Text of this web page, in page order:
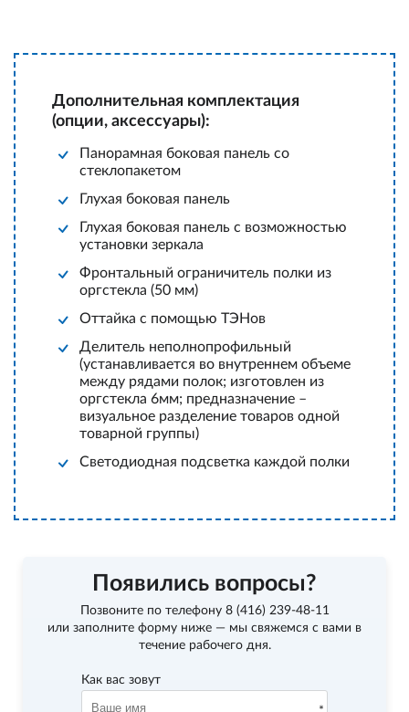
Дополнительная комплектация
(опции, аксессуары):
Панорамная боковая панель со
стеклопакетом
Глухая боковая панель
Глухая боковая панель с возможностью
установки зеркала
Фронтальный ограничитель полки из
оргстекла (50 мм)
Оттайка с помощью ТЭНов
Делитель неполнопрофильный
(устанавливается во внутреннем объеме
между рядами полок; изготовлен из
оргстекла 6мм; предназначение –
визуальное разделение товаров одной
товарной группы)
Светодиодная подсветка каждой полки
Появились вопросы?
Позвоните по телефону 8 (416) 239-48-11
или заполните форму ниже — мы свяжемся с вами в
течение рабочего дня.
Как вас зовут